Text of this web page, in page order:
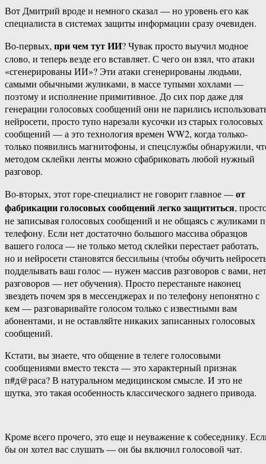
Вот Дмитрий вроде и немного сказал — но уровень его как
специалиста в системах защиты информации сразу очевиден.
Во-первых, при чем тут ИИ? Чувак просто выучил модное
слово, и теперь везде его вставляет. С чего он взял, что атаки
«сгенерированы ИИ»? Эти атаки сгенерированы людьми,
самыми обычными жуликами, в массе тупыми хохлами —
поэтому и исполнение примитивное. До сих пор даже для
генерации голосовых сообщений они не парились
нейросети, просто тупо нарезали кусочки из старых голосовых
сообщений — а это технология времен WW2, когда только-
только появились магнитофоны, и спецслужбы обнаружили,
методом склейки ленты можно сфабриковать любой нужный
разговор.
Во-вторых, этот горе-специалист не говорит главное —от
фабрикации голосовых сообщений легко защититься,
не записывая голосовых сообщений и не общаясь с жуликами
телефону. Если нет достаточно большого массива образцов
вашего голоса — не только метод склейки перестает работать,
но и нейросети становятся бессильны (чтобы обучить
подделывать ваш голос — нужен массив разговоров с вами, нет
разговоров — нет обучения). Просто перестаньте наконец
звездеть почем зря в мессенджерах и по телефону непонятно с
кем — разговаривайте голосом только с известными вам
абонентами, и не оставляйте никаких записанных голосовых
сообщений.
Кстати, вы знаете, что общение в телеге голосовыми
сообщениями вместо текста — это характерный признак
п#д@раса? В натуральном медицинском смысле. И это не
шутка, это такая особенность классического заднего привода.
Кроме всего прочего, это еще и неуважение к собеседнику.
бы он хотел вас слушать — он бы включил голосовой чат.